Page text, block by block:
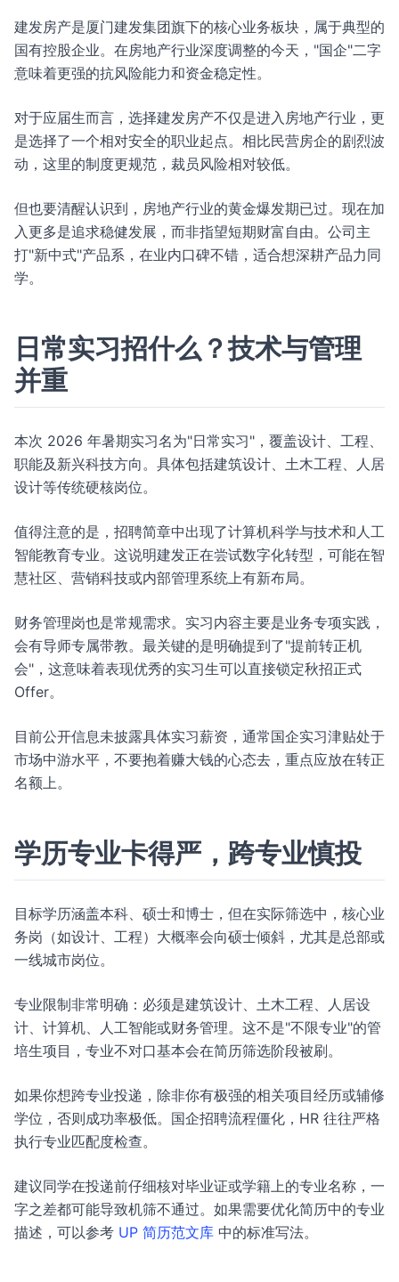
建发房产是厦门建发集团旗下的核心业务板块，属于典型的
国有控股企业。在房地产行业深度调整的今天，"国企"二字
意味着更强的抗风险能力和资金稳定性。
对于应届生而言，选择建发房产不仅是进入房地产行业，更
是选择了一个相对安全的职业起点。相比民营房企的剧烈波
动，这里的制度更规范，裁员风险相对较低。
但也要清醒认识到，房地产行业的黄金爆发期已过。现在加
入更多是追求稳健发展，而非指望短期财富自由。公司主
打"新中式"产品系，在业内口碑不错，适合想深耕产品力同
学。
日常实习招什么？技术与管理
并重
本次 2026 年暑期实习名为"日常实习"，覆盖设计、工程、
职能及新兴科技方向。具体包括建筑设计、土木工程、人居
设计等传统硬核岗位。
值得注意的是，招聘简章中出现了计算机科学与技术和人工
智能教育专业。这说明建发正在尝试数字化转型，可能在智
慧社区、营销科技或内部管理系统上有新布局。
财务管理岗也是常规需求。实习内容主要是业务专项实践，
会有导师专属带教。最关键的是明确提到了"提前转正机
会"，这意味着表现优秀的实习生可以直接锁定秋招正式
Offer。
目前公开信息未披露具体实习薪资，通常国企实习津贴处于
市场中游水平，不要抱着赚大钱的心态去，重点应放在转正
名额上。
学历专业卡得严，跨专业慎投
目标学历涵盖本科、硕士和博士，但在实际筛选中，核心业
务岗（如设计、工程）大概率会向硕士倾斜，尤其是总部或
一线城市岗位。
专业限制非常明确：必须是建筑设计、土木工程、人居设
计、计算机、人工智能或财务管理。这不是"不限专业"的管
培生项目，专业不对口基本会在简历筛选阶段被刷。
如果你想跨专业投递，除非你有极强的相关项目经历或辅修
学位，否则成功率极低。国企招聘流程僵化，HR 往往严格
执行专业匹配度检查。
建议同学在投递前仔细核对毕业证或学籍上的专业名称，一
字之差都可能导致机筛不通过。如果需要优化简历中的专业
描述，可以参考 UP 简历范文库 中的标准写法。